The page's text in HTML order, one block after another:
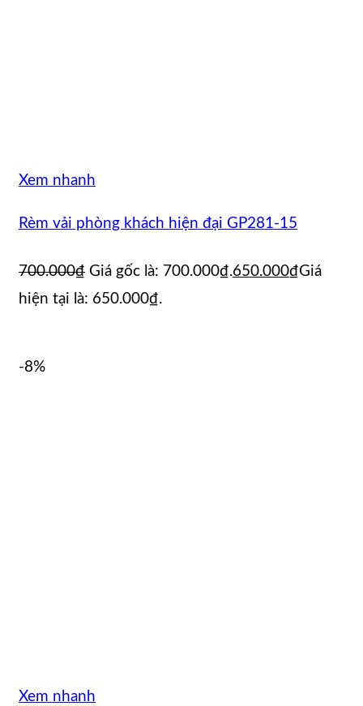
Xem nhanh
Rèm vải phòng khách hiện đại GP281-15
700.000₫ Giá gốc là: 700.000₫.650.000₫Giá
hiện tại là: 650.000₫.
-8%
Xem nhanh